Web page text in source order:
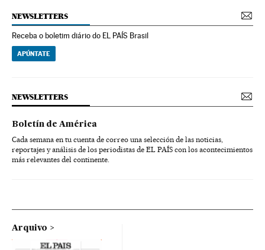
NEWSLETTERS
Receba o boletim diário do EL PAÍS Brasil
APÚNTATE
NEWSLETTERS
Boletín de América
Cada semana en tu cuenta de correo una selección de las noticias,
reportajes y análisis de los periodistas de EL PAÍS con los acontecimientos
más relevantes del continente.
Arquivo